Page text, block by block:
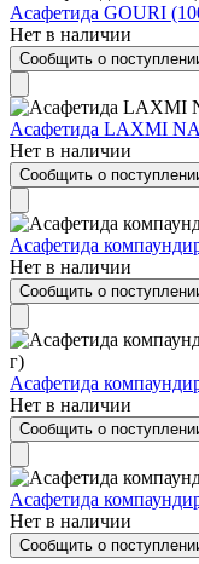
Асафетида GOURI
Нет в наличии
Сообщить о
Асафетида LAXMI
Нет в наличии
Сообщить о
Асафетида
Нет в наличии
Сообщить о
Асафетида
Нет в наличии
Сообщить о
Асафетида
Нет в наличии
Сообщить о